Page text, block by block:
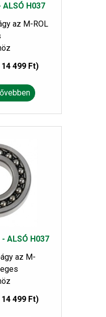
H037
az M-ROL
499 Ft)
ALSÓ H037
az M-
499 Ft)